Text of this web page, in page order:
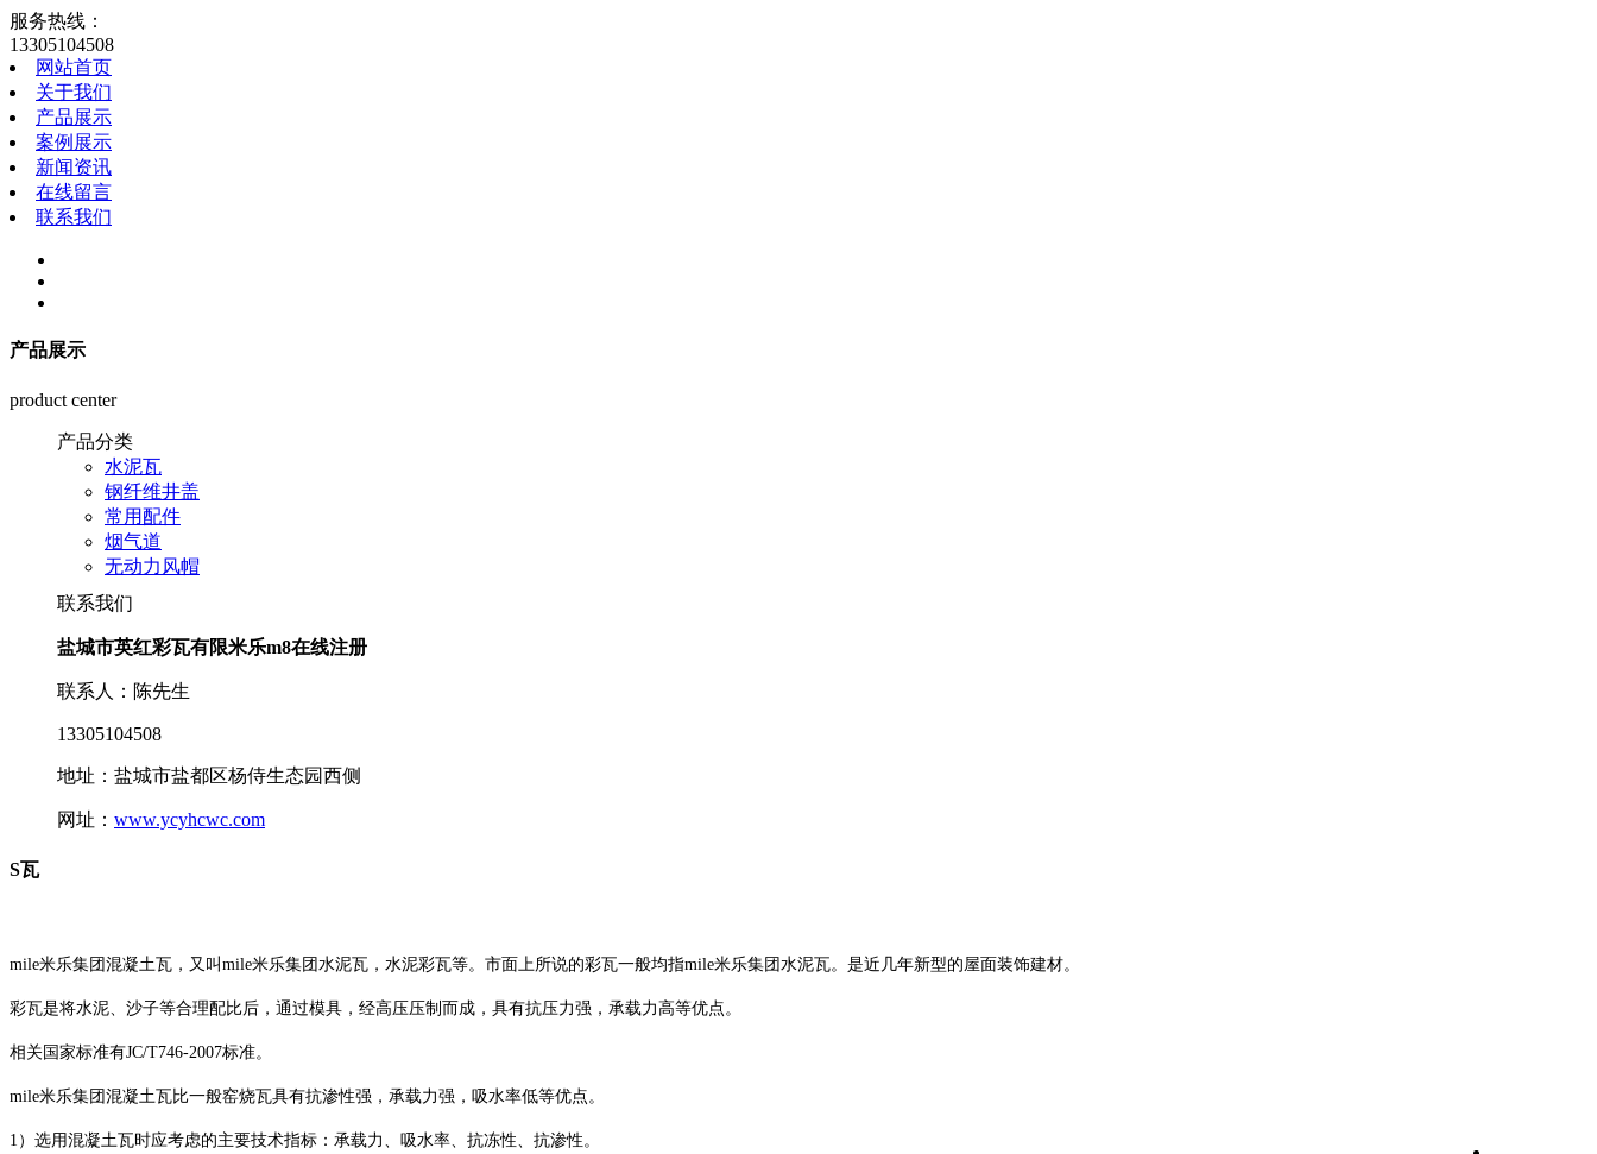
服务热线：
13305104508
网站首页
关于我们
产品展示
案例展示
新闻资讯
在线留言
联系我们
产品展示
product center
产品分类
水泥瓦
钢纤维井盖
常用配件
烟气道
无动力风帽
联系我们
盐城市英红彩瓦有限米乐m8在线注册
联系人：陈先生
13305104508
地址：盐城市盐都区杨侍生态园西侧
网址： www.ycyhcwc.com
S瓦
mile米乐集团混凝土瓦，又叫mile米乐集团水泥瓦，水泥彩瓦等。市面上所说的彩瓦一般均指mile米乐集团水泥瓦。是近几年新型的屋面装饰建材。
彩瓦是将水泥、沙子等合理配比后，通过模具，经高压压制而成，具有抗压力强，承载力高等优点。
相关国家标准有JC/T746-2007标准。
mile米乐集团混凝土瓦比一般窑烧瓦具有抗渗性强，承载力强，吸水率低等优点。
1）选用混凝土瓦时应考虑的主要技术指标：承载力、吸水率、抗冻性、抗渗性。